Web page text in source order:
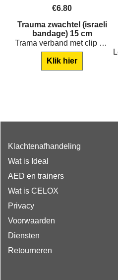
€6.80
Trauma zwachtel (israeli
bandage) 15 cm
Trama verband met clip 15cm. breed.
Klik hier
Klachtenafhandeling
Wat is Ideal
AED en trainers
Wat is CELOX
Privacy
Voorwaarden
Diensten
Retourneren